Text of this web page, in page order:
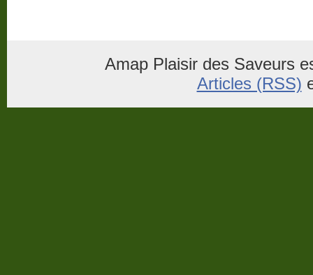
Amap Plaisir des Saveurs
Articles (RSS)